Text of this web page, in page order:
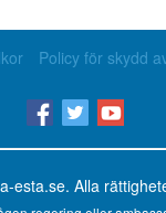
Policy för skydd
esta.se. Alla